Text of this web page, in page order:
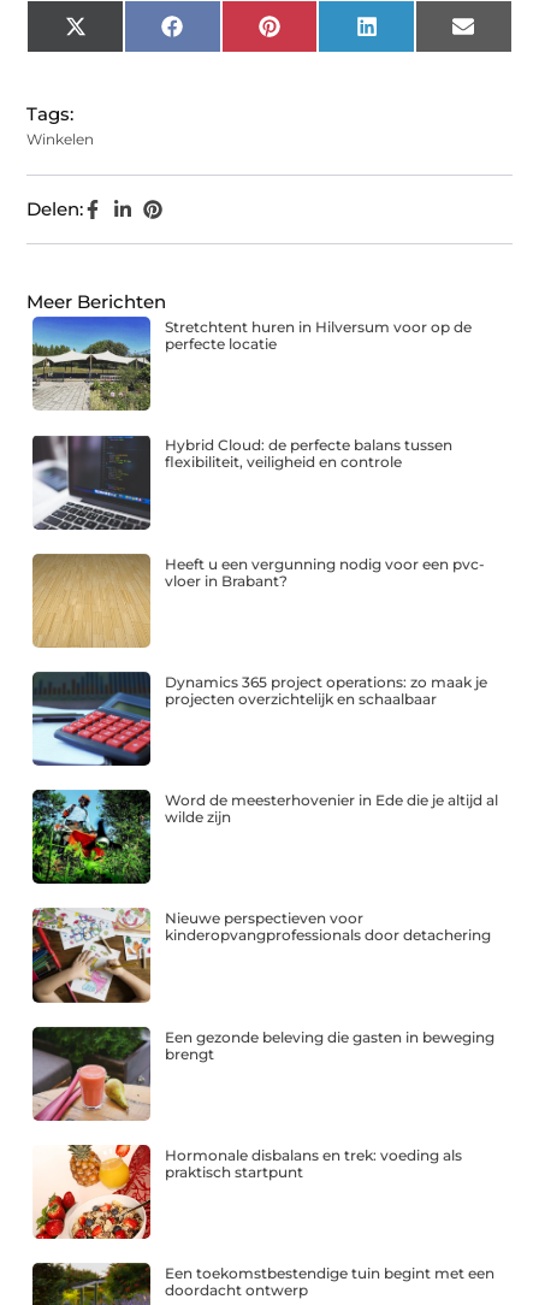
X
(Twitter)
Facebook Pinterest LinkedIn Email
Tags:
Winkelen
Delen:
Meer Berichten
Stretchtent huren in Hilversum voor op de
perfecte locatie
Hybrid Cloud: de perfecte balans tussen
flexibiliteit, veiligheid en controle
Heeft u een vergunning nodig voor een pvc-
vloer in Brabant?
Dynamics 365 project operations: zo maak je
projecten overzichtelijk en schaalbaar
Word de meesterhovenier in Ede die je altijd al
wilde zijn
Nieuwe perspectieven voor
kinderopvangprofessionals door detachering
Een gezonde beleving die gasten in beweging
brengt
Hormonale disbalans en trek: voeding als
praktisch startpunt
Een toekomstbestendige tuin begint met een
doordacht ontwerp